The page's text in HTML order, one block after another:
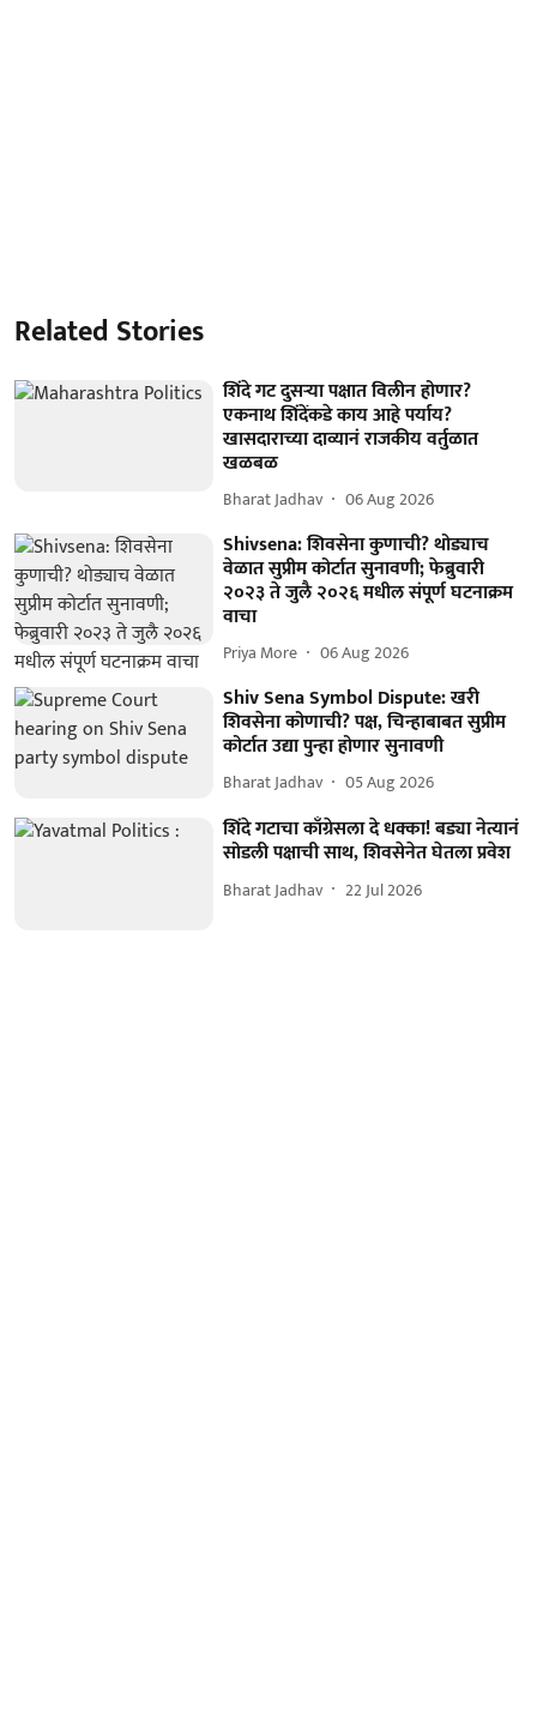
Related Stories
शिंदे गट दुसऱ्या पक्षात विलीन होणार?
एकनाथ शिंदेंकडे काय आहे पर्याय?
खासदाराच्या दाव्यानं राजकीय वर्तुळात
खळबळ
Bharat Jadhav 06 Aug 2026
Shivsena: शिवसेना कुणाची? थोड्याच
वेळात सुप्रीम कोर्टात सुनावणी; फेब्रुवारी
२०२३ ते जुलै २०२६ मधील संपूर्ण घटनाक्रम
वाचा
Priya More 06 Aug 2026
Shiv Sena Symbol Dispute: खरी
शिवसेना कोणाची? पक्ष, चिन्हाबाबत सुप्रीम
कोर्टात उद्या पुन्हा होणार सुनावणी
Bharat Jadhav 05 Aug 2026
शिंदे गटाचा काँग्रेसला दे धक्का! बड्या नेत्यानं
सोडली पक्षाची साथ, शिवसेनेत घेतला प्रवेश
Bharat Jadhav 22 Jul 2026